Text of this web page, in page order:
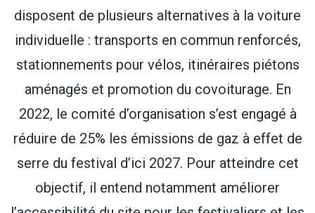
disposent de plusieurs alternatives à la voiture
individuelle : transports en commun renforcés,
stationnements pour vélos, itinéraires piétons
aménagés et promotion du covoiturage. En
2022, le comité d’organisation s’est engagé à
réduire de 25% les émissions de gaz à effet de
serre du festival d’ici 2027. Pour atteindre cet
objectif, il entend notamment améliorer